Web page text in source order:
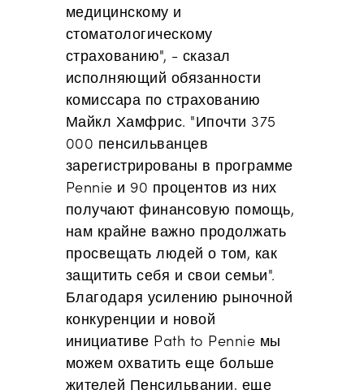
медицинскому и
стоматологическому
страхованию", - сказал
исполняющий обязанности
комиссара по страхованию
Майкл Хамфрис. "Ипочти 375
000 пенсильванцев
зарегистрированы в программе
Pennie и 90 процентов из них
получают финансовую помощь,
нам крайне важно продолжать
просвещать людей о том, как
защитить себя и свои семьи".
Благодаря усилению рыночной
конкуренции и новой
инициативе Path to Pennie мы
можем охватить еще больше
жителей Пенсильвании, еще